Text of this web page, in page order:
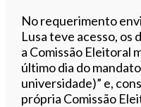
No requerimento
Lusa teve acesso,
a Comissão Eleitoral
último dia do
universidade)” e,
própria Comissão